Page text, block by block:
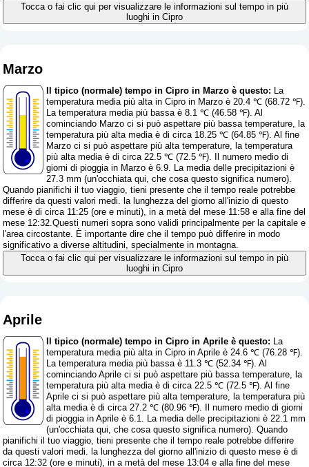
Tocca o fai clic qui per visualizzare le informazioni sul tempo in più
luoghi in Cipro
Marzo
Il tipico (normale) tempo in Cipro in Marzo è questo: La
temperatura media più alta in Cipro in Marzo è 20.4 ℃ (68.72 ℉).
La temperatura media più bassa è 8.1 ℃ (46.58 ℉). Al
cominciando Marzo ci si può aspettare più bassa temperature, la
temperatura più alta media è di circa 18.25 ℃ (64.85 ℉). Al fine
Marzo ci si può aspettare più alta temperature, la temperatura
più alta media è di circa 22.5 ℃ (72.5 ℉). Il numero medio di
giorni di pioggia in Marzo è 6.9. La media delle precipitazioni è
27.3 mm (un'occhiata qui, che cosa questo significa numero).
Quando pianifichi il tuo viaggio, tieni presente che il tempo reale potrebbe
differire da questi valori medi. la lunghezza del giorno all'inizio di questo
mese è di circa 11:25 (ore e minuti), in a metà del mese 11:58 e alla fine del
mese 12:32.Questi numeri sopra sono validi principalmente per la capitale e
l'area circostante. È importante dire che il tempo può differire in modo
significativo a diverse altitudini, specialmente in montagna.
Tocca o fai clic qui per visualizzare le informazioni sul tempo in più
luoghi in Cipro
Aprile
Il tipico (normale) tempo in Cipro in Aprile è questo: La
temperatura media più alta in Cipro in Aprile è 24.6 ℃ (76.28 ℉).
La temperatura media più bassa è 11.3 ℃ (52.34 ℉). Al
cominciando Aprile ci si può aspettare più bassa temperature, la
temperatura più alta media è di circa 22.5 ℃ (72.5 ℉). Al fine
Aprile ci si può aspettare più alta temperature, la temperatura più
alta media è di circa 27.2 ℃ (80.96 ℉). Il numero medio di giorni
di pioggia in Aprile è 6.1. La media delle precipitazioni è 22.1 mm
(un'occhiata qui, che cosa questo significa numero). Quando
pianifichi il tuo viaggio, tieni presente che il tempo reale potrebbe differire
da questi valori medi. la lunghezza del giorno all'inizio di questo mese è di
circa 12:32 (ore e minuti), in a metà del mese 13:04 e alla fine del mese